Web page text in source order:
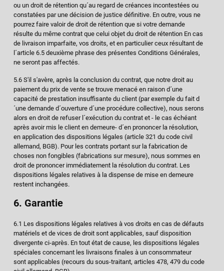
ou un droit de rétention qu´au regard de créances incontestées ou
constatées par une décision de justice définitive. En outre, vous ne
pourrez faire valoir de droit de rétention que si votre demande
résulte du même contrat que celui objet du droit de rétention En cas
de livraison imparfaite, vos droits, et en particulier ceux résultant de
l´article 6.5 deuxième phrase des présentes Conditions Générales,
ne seront pas affectés.
5.6 S'il s'avère, après la conclusion du contrat, que notre droit au
paiement du prix de vente se trouve menacé en raison d´une
capacité de prestation insuffisante du client (par exemple du fait d
´une demande d´ouverture d´une procédure collective), nous serons
alors en droit de refuser l´exécution du contrat et - le cas échéant
après avoir mis le client en demeure- d´en prononcer la résolution,
en application des dispositions légales (article 321 du code civil
allemand, BGB). Pour les contrats portant sur la fabrication de
choses non fongibles (fabrications sur mesure), nous sommes en
droit de prononcer immédiatement la résolution du contrat. Les
dispositions légales relatives à la dispense de mise en demeure
restent inchangées.
6. Garantie
6.1 Les dispositions légales relatives à vos droits en cas de défauts
matériels et de vices de droit sont applicables, sauf disposition
divergente ci-après. En tout état de cause, les dispositions légales
spéciales concernant les livraisons finales à un consommateur
sont applicables (recours du sous-traitant, articles 478, 479 du code